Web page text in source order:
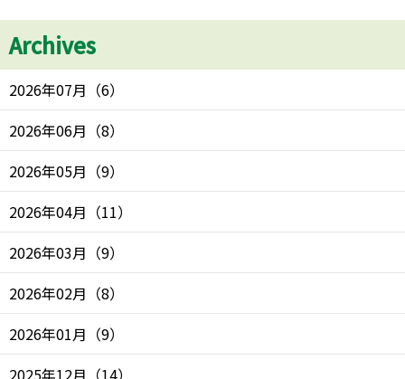
Archives
2026年07月 （6）
2026年06月 （8）
2026年05月 （9）
2026年04月 （11）
2026年03月 （9）
2026年02月 （8）
2026年01月 （9）
2025年12月 （14）